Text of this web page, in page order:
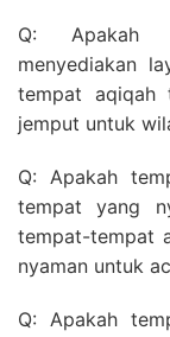
Q: Apakah
menyediakan
tempat aqiqah
jemput untuk
Q: Apakah
tempat yang
tempat-tempat
nyaman untuk
Q: Apakah